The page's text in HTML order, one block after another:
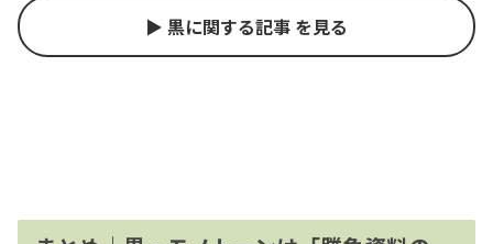
▶ 黒に関する記事 を見る